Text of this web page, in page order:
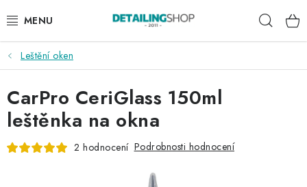
na
AKCE
NOVINKY
EXTERIÉR
Leštění oken
CarPro CeriGlass 150ml
leštěnka na okna
2 hodnocení Podrobnosti hodnocení